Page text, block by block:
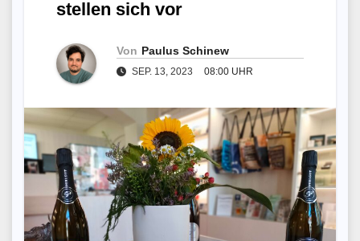
stellen sich vor
Von Paulus Schinew
SEP. 13, 2023 08:00 UHR